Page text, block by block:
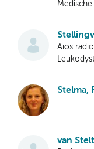
Aios
Stelma,
van